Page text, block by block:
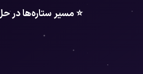
⭐ مسیر ستاره‌ها در